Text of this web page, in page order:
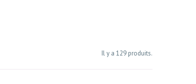
Il y a 129 produits.